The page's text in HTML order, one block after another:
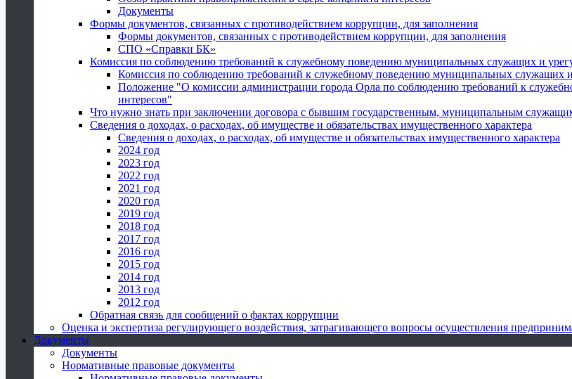
Документы
Формы документов, связанных с противодействием коррупции, для заполнения
Формы документов, связанных с противодействием коррупции, для заполнения
СПО «Справки БК»
Комиссия по соблюдению требований к служебному поведению муниципальных служащих и
Комиссия по соблюдению требований к служебному поведению муниципальных служащих
Положение "О комиссии администрации города Орла по соблюдению требований к
интересов"
Что нужно знать при заключении договора с бывшим государственным, муниципальным
Сведения о доходах, о расходах, об имуществе и обязательствах имущественного характера
Сведения о доходах, о расходах, об имуществе и обязательствах имущественного характера
2024 год
2023 год
2022 год
2021 год
2020 год
2019 год
2018 год
2017 год
2016 год
2015 год
2014 год
2013 год
2012 год
Обратная связь для сообщений о фактах коррупции
Оценка и экспертиза регулирующего воздействия, затрагивающего вопросы осуществления
Документы
Документы
Нормативные правовые документы